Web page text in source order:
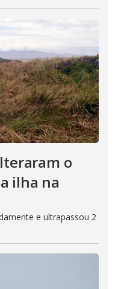
o
ilha na
e ultrapassou 2